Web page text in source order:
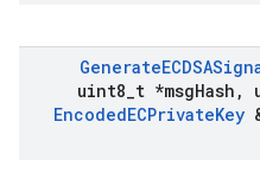
Generate
uint8 t *msgHash ,
EncodedECPrivateKey